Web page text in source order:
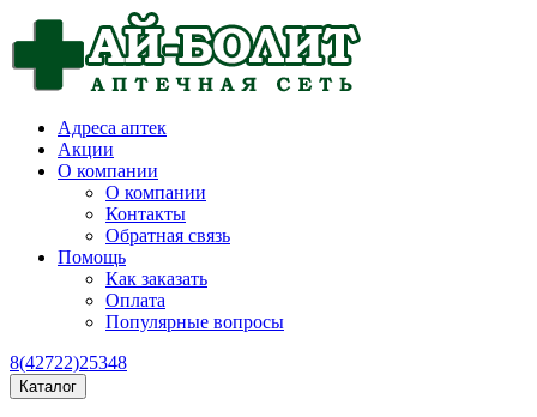
Адреса аптек
Акции
О компании
О компании
Контакты
Обратная связь
Помощь
Как заказать
Оплата
Популярные вопросы
8(42722)25348
Каталог